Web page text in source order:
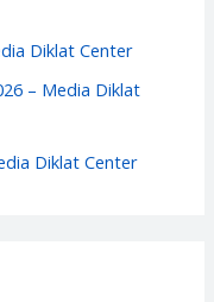
Diklat Center
– Media Diklat
Diklat Center